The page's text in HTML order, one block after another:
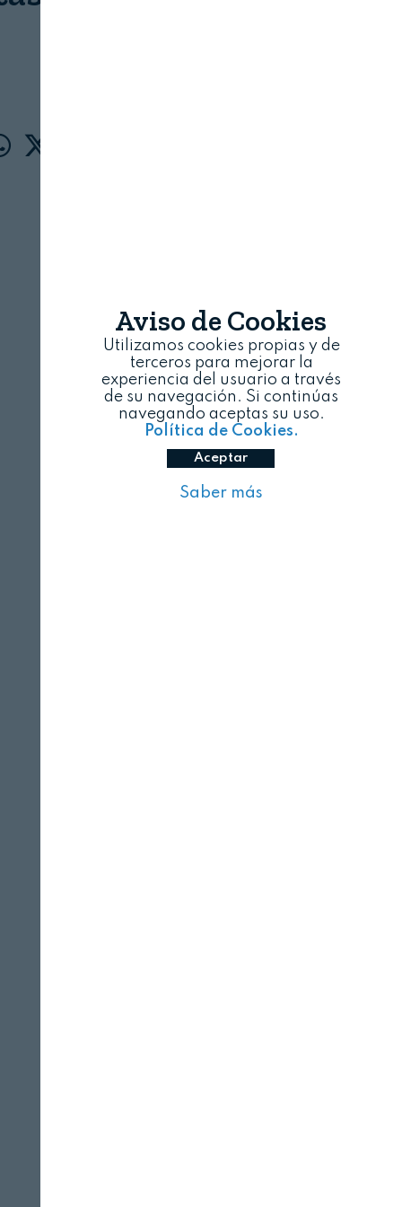
Aviso de Cookies
Utilizamos cookies propias y de
terceros para mejorar la
experiencia del usuario a través
de su navegación. Si continúas
navegando aceptas su uso.
Política de Cookies.
Aceptar
Saber más